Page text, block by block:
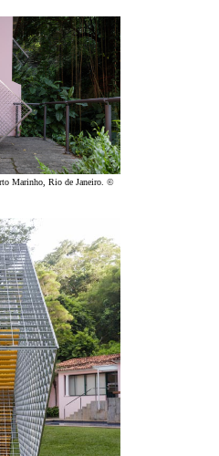
Marinho, Rio de Janeiro. ©